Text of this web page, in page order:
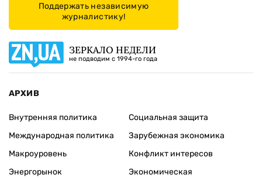
Поддержать независимую
журналистику!
ЗЕРКАЛО НЕДЕЛИ
не подводим с 1994-го года
АРХИВ
Внутренняя политика
Международная политика
Макроуровень
Энергорынок
Социальная защита
Зарубежная экономика
Конфликт интересов
Экономическая